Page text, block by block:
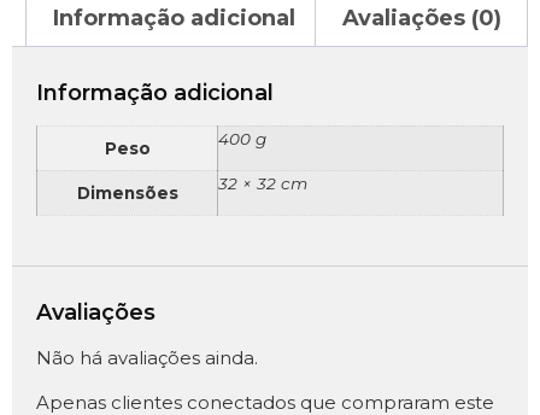
Informação adicional Avaliações (0)
Informação adicional
Peso 400 g
Dimensões 32 × 32 cm
Avaliações
Não há avaliações ainda.
Apenas clientes conectados que compraram este